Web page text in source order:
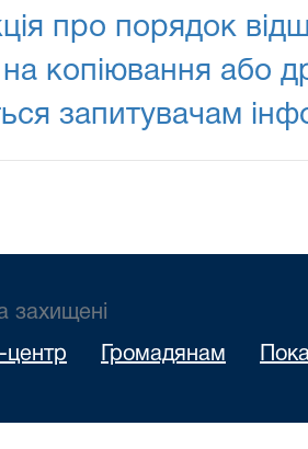
про порядок
копіювання або
запитувачам
захищені
центр Громадянам